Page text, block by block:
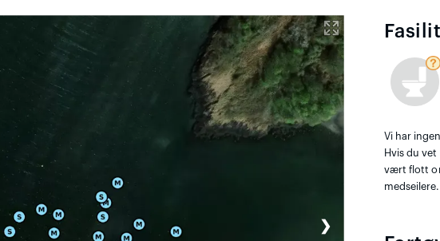
❯
Vi har
Hvis du
vært flott
medseilere.